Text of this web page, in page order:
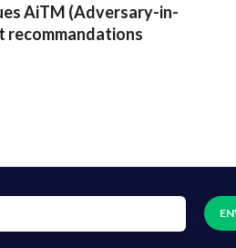
AiTM (Adversary-in-
recommandations